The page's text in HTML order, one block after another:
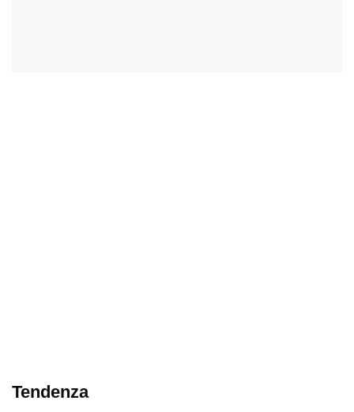
Tendenza